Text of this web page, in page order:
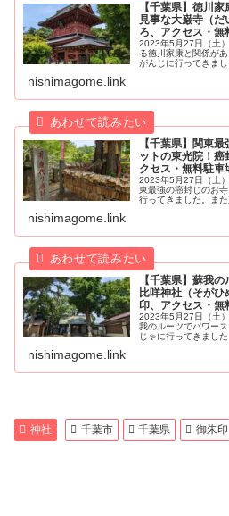
【千葉県】徳川
見事な大巌寺（
ろ、アクセス・無
2023年5月27日（土
る徳川家康と関係が
がんじに行ってきま
nishimagome.link
【千葉県】関東
ットの東光院！
クセス・無料駐車
2023年5月27日（土
東最強の癌封じのお
行ってきました。ま
nishimagome.link
【千葉県】蘇我
比咩神社（そが
印、アクセス・無
2023年5月27日（土
我のルーツでパワー
じゃに行ってきまし
nishimagome.link
神社 千葉市 千葉県 御朱印